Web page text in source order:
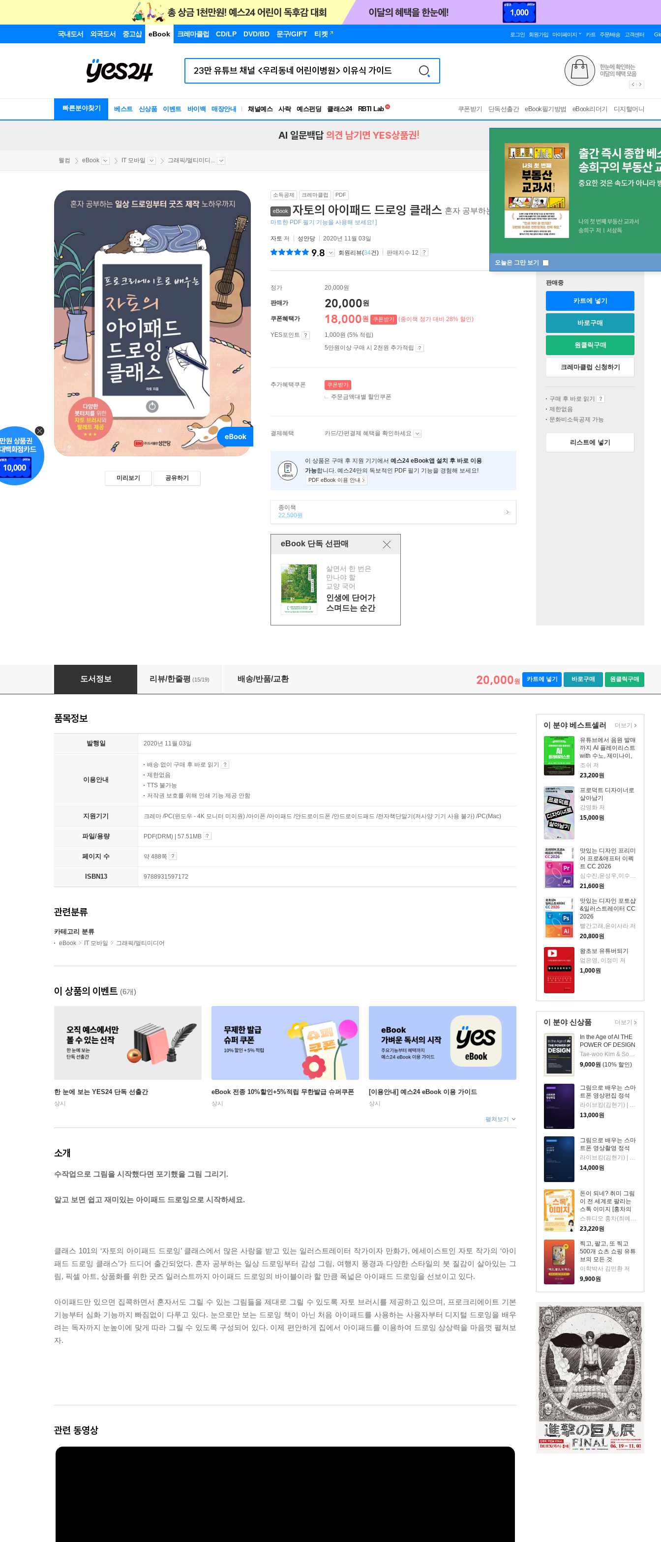
국내도서 외국도서 중고샵 eBook 크레마클럽 CD/LP DVD/BD 문구/GIFT 티켓 로그인 회원가입 마이페이지 카트 주문/배송 고객센터
빠른분야찾기 베스트 신상품 이벤트 바이백 매장안내 채널예스 사락 예스펀딩 클래스24
RBTI Lab
독서유형검사
쿠폰받기 단독선출간 eBook필기방법 eBook리더기 디지털머니
오늘은 그만 보기
AI 일문백답 의견 남기면 YES상품권!
웰컴 eBook IT 모바일 그래픽/멀티미디...
미리보기 공유하기
소득공제 크레마클럽 PDF
eBook 자토의 아이패드 드로잉 클래스 혼자 공부하는 일상 드로잉부터 굿즈 제작 노하우까지
마트한 PDF 필기 기능을 사용해 보세요! ]
자토 저 성안당 2020년 11월 03일
9.8 회원리뷰(34건) 판매지수 12
정가 20,000원
판매가 20,000원
쿠폰혜택가 18,000원 쿠폰받기 (종이책 정가 대비 28% 할인)
YES포인트
1,000원 (5% 적립)
5만원이상 구매 시 2천원 추가적립
추가혜택쿠폰 쿠폰받기
주문금액대별 할인쿠폰
결제혜택 카드/간편결제 혜택을 확인하세요
이 상품은 구매 후 지원 기기에서 예스24 eBook앱 설치 후 바로 이용
가능합니다. 예스24만의 독보적인 PDF 필기 기능을 경험해 보세요!
PDF eBook 이용 안내
종이책
22,500원
eBook 단독 선판매
살면서 한 번은
만나야 할
교양 국어
인생에 단어가
스며드는 순간
판매중
카트에 넣기
바로구매
원클릭구매
크레마클럽 신청하기
구매 후 바로 읽기
제한없음
문화비소득공제 가능
리스트에 넣기
자토의 아이패드 드로잉 클래스
도서정보 리뷰/한줄평 (15/19) 배송/반품/교환 20,000원 카트에 넣기 바로구매 원클릭구매
이 분야 베스트셀러
유튜브에서 음원 발매
까지 AI 플레이리스트
with 수노, 제미나이,
리퍼, 캔바, 캡컷, 스포
조쉬 저
23,200원
프로덕트 디자이너로
살아남기
강영화 저
15,000원
맛있는 디자인 프리미
어 프로&애프터 이펙
트 CC 2026
심수진,윤성우,이수정 저
21,600원
맛있는 디자인 포토샵
&일러스트레이터 CC
2026
빨간고래,윤이사라 저
20,800원
왕초보 유튜버되기
엄은영, 이정미 저
1,000원
더보기
이 분야 신상품
In the Age of AI THE
POWER OF DESIGN
9,000원 (10% 할인)
그림으로 배우는 스마
트폰 영상편집 정석
라이브킹(김현기) | 홈쇼핑·라이브커머스 30년 방송 제작자이자 교육자. 스마트폰 콘텐츠 교육 전문. 저
13,000원
그림으로 배우는 스마
트폰 영상촬영 정석
라이브킹(김현기) | 홈쇼핑·라이브커머스 30년 방송 제작자이자 교육자. 스마트폰 콘텐츠 교육 전문. 저
14,000원
돈이 되네? 취미 그림
이 전 세계로 팔리는
스톡 이미지 [홍차의
커스텀 브러시 제공 /
승인율 가이드 전자책
제공]
23,220원
찍고, 팔고, 또 찍고
500개 쇼츠 쇼핑 유튜
브의 모든 것
이학박사 김민환 저
9,900원
더보기
품목정보
발행일 2020년 11월 03일
이용안내
배송 없이 구매 후 바로 읽기
제한없음
TTS 불가능
저작권 보호를 위해 인쇄 기능 제공 안함
지원기기 크레마 /PC(윈도우 - 4K 모니터 미지원) /아이폰 /아이패드 /안드로이드폰 /안드로이드패드 /전자책단말기(저사양 기기 사용 불가) /PC(Mac)
파일/용량 PDF(DRM) | 57.51MB
페이지 수 약 488쪽
ISBN13 9788931597172
관련분류
카테고리 분류
eBook IT 모바일 그래픽/멀티미디어
이 상품의 이벤트 (6개)
한 눈에 보는 YES24 단독 선출간
상시
eBook 전종 10%할인+5%적립 무한발급 슈퍼쿠폰
상시
[이용안내] 예스24 eBook 이용 가이드
상시
펼쳐보기
소개
수작업으로 그림을 시작했다면 포기했을 그림 그리기.
알고 보면 쉽고 재미있는 아이패드 드로잉으로 시작하세요.
클래스 101의 ‘자토의 아이패드 드로잉’ 클래스에서 많은 사랑을 받고 있는 일러스트레이터 작가이자 만화가, 에세이스트인 자토 작가의 ‘아이
패드 드로잉 클래스’가 드디어 출간되었다. 혼자 공부하는 일상 드로잉부터 감성 그림, 여행지 풍경과 다양한 스타일의 붓 질감이 살아있는 그
림, 픽셀 아트, 상품화를 위한 굿즈 일러스트까지 아이패드 드로잉의 바이블이라 할 만큼 폭넓은 아이패드 드로잉을 선보이고 있다.
아이패드만 있으면 집콕하면서 혼자서도 그릴 수 있는 그림들을 제대로 그릴 수 있도록 자토 브러시를 제공하고 있으며, 프로크리에이트 기본
기능부터 심화 기능까지 빠짐없이 다루고 있다. 눈으로만 보는 드로잉 책이 아닌 처음 아이패드를 사용하는 사용자부터 디지털 드로잉을 배우
려는 독자까지 눈높이에 맞게 따라 그릴 수 있도록 구성되어 있다. 이제 편안하게 집에서 아이패드를 이용하여 드로잉 상상력을 마음껏 펼쳐보
자.
관련 동영상